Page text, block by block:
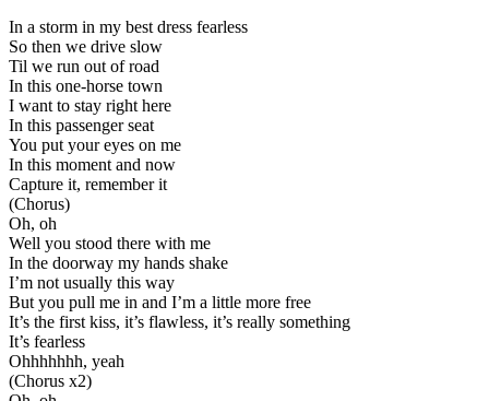
In a storm in my best dress fearless
So then we drive slow
Til we run out of road
In this one-horse town
I want to stay right here
In this passenger seat
You put your eyes on me
In this moment and now
Capture it, remember it
(Chorus)
Oh, oh
Well you stood there with me
In the doorway my hands shake
I’m not usually this way
But you pull me in and I’m a little more free
It’s the first kiss, it’s flawless, it’s really something
It’s fearless
Ohhhhhhh, yeah
(Chorus x2)